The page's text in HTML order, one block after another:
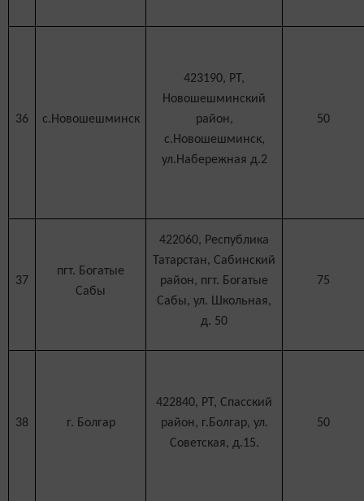
36 с.Новошешминск
423190, РТ,
Новошешминский
район,
с.Новошешминск,
ул.Набережная д.2
50
37
пгт. Богатые
Сабы
422060, Республика
Татарстан, Сабинский
район, пгт. Богатые
Сабы, ул. Школьная,
д. 50
75
38 г. Болгар
422840, РТ, Спасский
район, г.Болгар, ул.
Советская, д.15.
50